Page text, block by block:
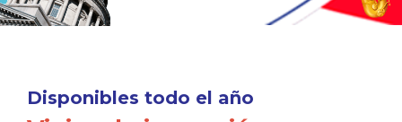
Disponibles todo el año